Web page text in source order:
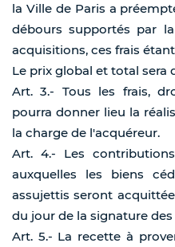
la Ville de Paris a
débours supportés par
acquisitions, ces frais étant
Le prix global et total sera
Art. 3.- Tous les frais,
pourra donner lieu la
la charge de l'acquéreur.
Art. 4.- Les
auxquelles les biens
assujettis seront
du jour de la signature des
Art. 5.- La recette à